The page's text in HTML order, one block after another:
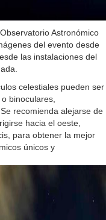
Astronómico
del evento desde
las instalaciones del
celestiales pueden ser
binoculares,
recomienda alejarse de
hacia el oeste,
para obtener la mejor
únicos y